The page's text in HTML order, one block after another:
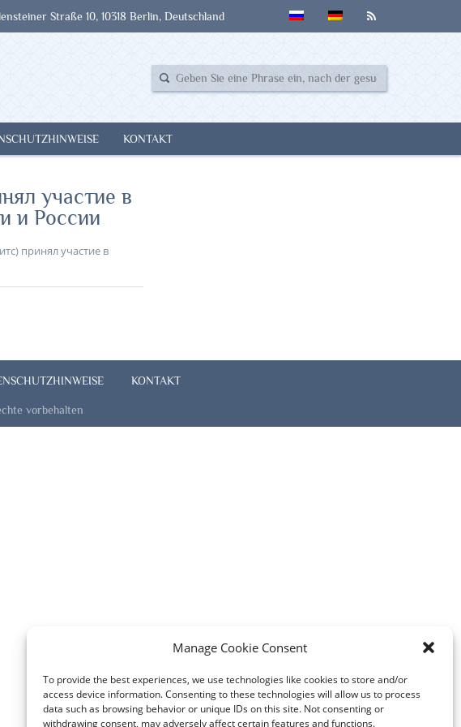
Manage Cookie Consent
To provide the best experiences, we use technologies like cookies to store and/or
access device information. Consenting to these technologies will allow us to process
data such as browsing behavior or unique IDs on this site. Not consenting or
withdrawing consent, may adversely affect certain features and functions.
Straße 10, 10318 Berlin, Deutschland
KONTAKT
участие в
и России
принял участие в
KONTAKT
vorbehalten